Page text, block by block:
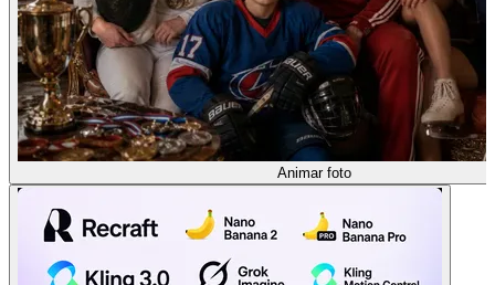
Animar foto